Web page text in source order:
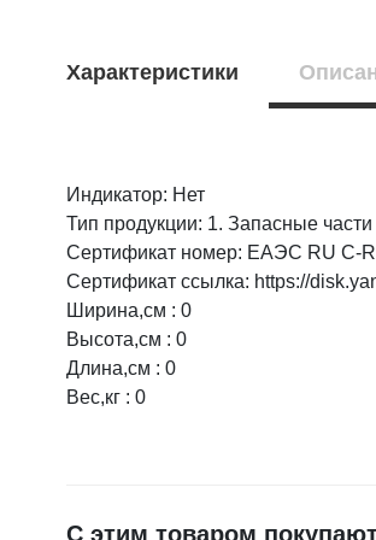
Характеристики
Индикатор: Нет
Тип продукции: 1. Запасные части
Сертификат номер: ЕАЭС RU C-
Сертификат ссылка: https://
Ширина,см : 0
Высота,см : 0
Длина,см : 0
Вес,кг : 0
НАЛИЧИЕ
1 шт.
Оцените товар:
Ваше имя
E-mail
С этим товаром